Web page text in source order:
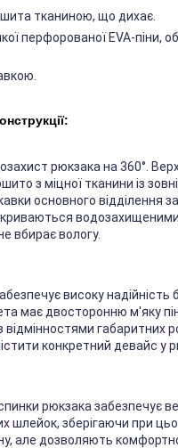
тканиною, що дихає.
перфорованої EVA-піни,
рюкзака на 360°.
з міцної тканини із
основного відділення
вбирає вологу.
високу
має двосторонню м'яку
габаритних
конкретний девайс у
рюкзака забезпечує
шлейок, зберігаючи при
але дозволяють